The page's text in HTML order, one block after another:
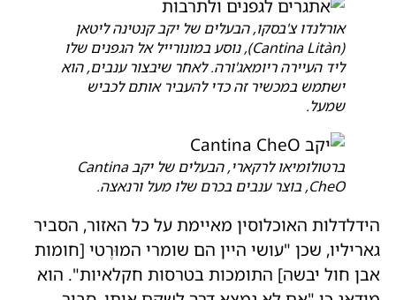
אורלנדו צ'בסקו, הבעלים של יקב קנטינה ליטאן
(Cantina Litàn), נוסע במונורייל אל הגפנים שלו
ליד העיירה ריומאג'ורה. לאחר שיבצור ענבים, הוא
ישתמש במכשיר זה כדי להעביר אותם לכביש
שמעל.
ברטולומיאו לרקארי, הבעלים של יקב Cantina
CheO, בוצר ענבים בכרם שלו מעל ורנאצה.
הידלדלות האוכלוסין מאיימת על כל האזור, הסביר
גאריליו, שכן "עושי היין הם שומרי המוּרֶטי [חומות
אבן חול יבשה] התומכות בטרסות חקלאיות". הוא